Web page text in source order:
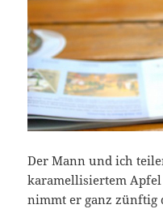
Der Mann und ich
karamellisiertem
nimmt er ganz zünftig